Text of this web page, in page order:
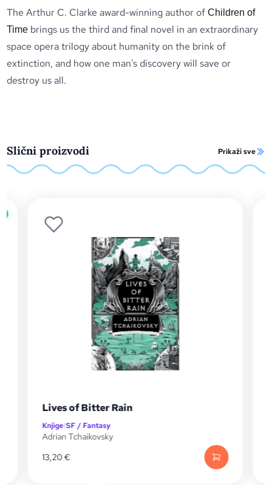
The Arthur C. Clarke award-winning author ofChildren of
Time brings us the third and final novel in an extraordinary
space opera trilogy about humanity on the brink of
extinction, and how one man's discovery will save or
destroy us all.
Slični proizvodi Prikaži sve
Lives of Bitter Rain
Knjige|SF / Fantasy
Adrian Tchaikovsky
13,20€